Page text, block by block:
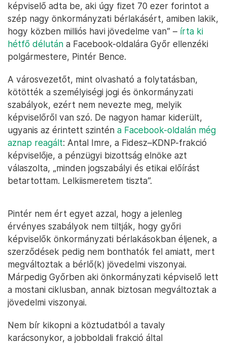
képviselő adta be, aki úgy fizet 70 ezer forintot a
szép nagy önkormányzati bérlakásért, amiben lakik,
hogy közben milliós havi jövedelme van” – írta ki
hétfő délután a Facebook-oldalára Győr ellenzéki
polgármestere, Pintér Bence.
A városvezetőt, mint olvasható a folytatásban,
kötötték a személyiségi jogi és önkormányzati
szabályok, ezért nem nevezte meg, melyik
képviselőről van szó. De nagyon hamar kiderült,
ugyanis az érintett szintén a Facebook-oldalán még
aznap reagált: Antal Imre, a Fidesz–KDNP-frakció
képviselője, a pénzügyi bizottság elnöke azt
válaszolta, „minden jogszabályi és etikai előírást
betartottam. Lelkiismeretem tiszta”.
Pintér nem ért egyet azzal, hogy a jelenleg
érvényes szabályok nem tiltják, hogy győri
képviselők önkormányzati bérlakásokban éljenek, a
szerződések pedig nem bonthatók fel amiatt, mert
megváltoztak a bérlő(k) jövedelmi viszonyai.
Márpedig Győrben aki önkormányzati képviselő lett
a mostani ciklusban, annak biztosan megváltoztak a
jövedelmi viszonyai.
Nem bír kikopni a köztudatból a tavaly
karácsonykor, a jobboldali frakció által